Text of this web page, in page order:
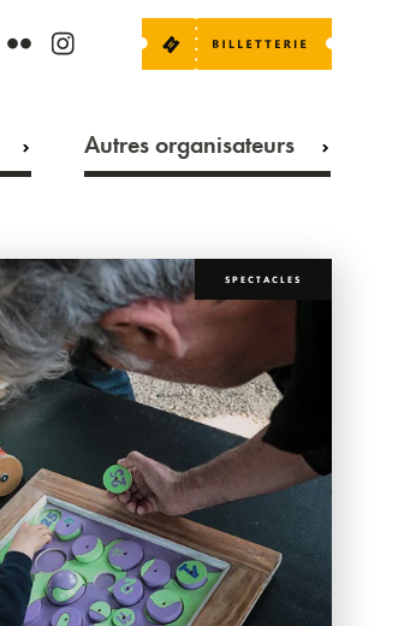
Autres organisateurs
SPECTACLES